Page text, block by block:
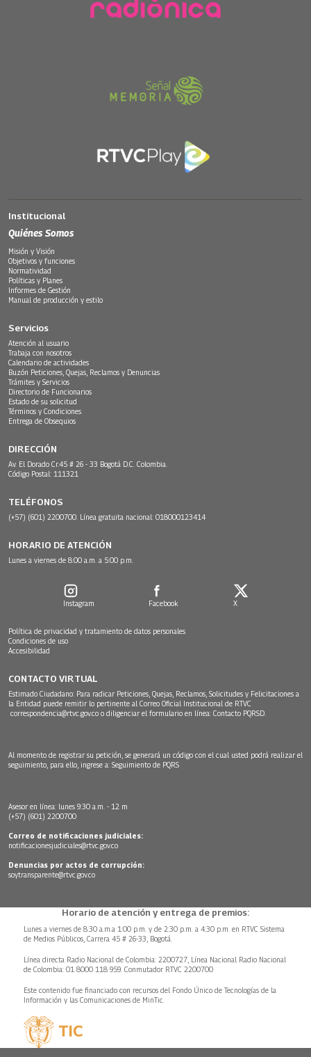
Institucional
Quiénes Somos
Misión y Visión
Objetivos y funciones
Normatividad
Políticas y Planes
Informes de Gestión
Manual de producción y estilo
Servicios
Atención al usuario
Trabaja con nosotros
Calendario de actividades
Buzón Peticiones, Quejas, Reclamos y Denuncias
Trámites y Servicios
Directorio de Funcionarios
Estado de su solicitud
Términos y Condiciones
Entrega de Obsequios
DIRECCIÓN
Av. El Dorado Cr.45 # 26 - 33 Bogotá D.C. Colombia.
Código Postal: 111321
TELÉFONOS
(+57) (601) 2200700. Línea gratuita nacional: 018000123414
HORARIO DE ATENCIÓN
Lunes a viernes de 8:00 a.m. a 5:00 p.m.
Instagram Facebook X
Política de privacidad y tratamiento de datos personales
Condiciones de uso
Accesibilidad
CONTACTO VIRTUAL
Estimado Ciudadano: Para radicar Peticiones, Quejas, Reclamos, Solicitudes y Felicitaciones a
la Entidad puede remitir lo pertinente al Correo Oficial Institucional de RTVC
correspondencia@rtvc.gov.co o diligenciar el formulario en línea: Contacto PQRSD.
Al momento de registrar su petición, se generará un código con el cual usted podrá realizar el
seguimiento, para ello, ingrese a: Seguimiento de PQRS
Asesor en línea: lunes 9:30 a.m. - 12 m
(+57) (601) 2200700
Correo de notificaciones judiciales:
notificacionesjudiciales@rtvc.gov.co
Denuncias por actos de corrupción:
soytransparente@rtvc.gov.co
Horario de atención y entrega de premios:
Lunes a viernes de 8:30 a.m.a 1:00 p.m. y de 2:30 p.m. a 4:30 p.m. en RTVC Sistema
de Medios Públicos, Carrera 45 # 26-33, Bogotá.
Línea directa Radio Nacional de Colombia: 2200727, Línea Nacional Radio Nacional
de Colombia: 01 8000 118 959. Conmutador RTVC 2200700
Este contenido fue financiado con recursos del Fondo Único de Tecnologías de la
Información y las Comunicaciones de MinTic.